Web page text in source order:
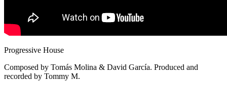
Progressive House
Composed by Tomás Molina & David García. Produced and
recorded by Tommy M.